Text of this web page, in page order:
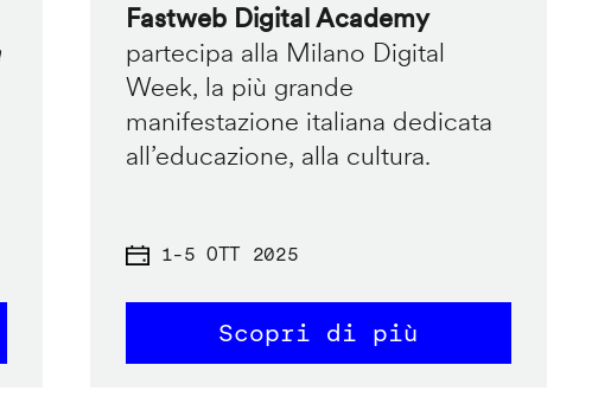
Fastweb Digital Academy
partecipa alla Milano Digital
Week, la più grande
manifestazione italiana dedicata
all’educazione, alla cultura.
1-5 OTT 2025
Scopri di più